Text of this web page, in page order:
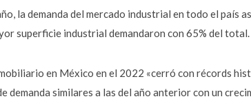
la demanda del mercado industrial en todo el país
superficie industrial demandaron con 65% del total.
en México en el 2022 «cerró con récords
demanda similares a las del año anterior con un